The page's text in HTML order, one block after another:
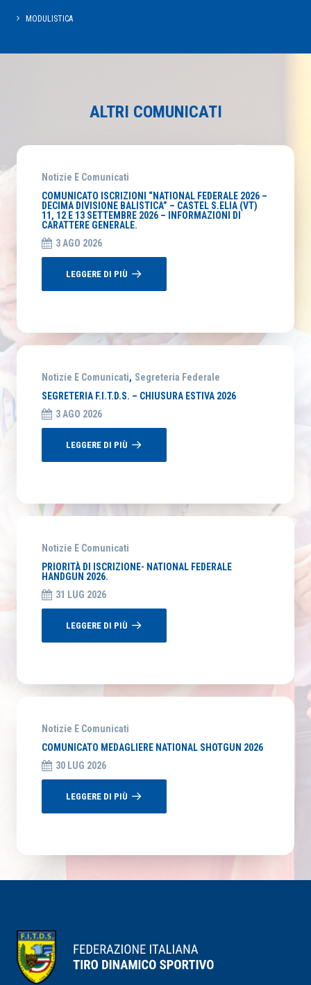
MODULISTICA
ALTRI COMUNICATI
Notizie E Comunicati
COMUNICATO ISCRIZIONI “NATIONAL FEDERALE 2026 –
DECIMA DIVISIONE BALISTICA” – CASTEL S.ELIA (VT)
11, 12 E 13 SETTEMBRE 2026 – INFORMAZIONI DI
CARATTERE GENERALE.
3 AGO 2026
LEGGERE DI PIÙ
Notizie E Comunicati, Segreteria Federale
SEGRETERIA F.I.T.D.S. – CHIUSURA ESTIVA 2026
3 AGO 2026
LEGGERE DI PIÙ
Notizie E Comunicati
PRIORITÀ DI ISCRIZIONE- NATIONAL FEDERALE
HANDGUN 2026.
31 LUG 2026
LEGGERE DI PIÙ
Notizie E Comunicati
COMUNICATO MEDAGLIERE NATIONAL SHOTGUN 2026
30 LUG 2026
LEGGERE DI PIÙ